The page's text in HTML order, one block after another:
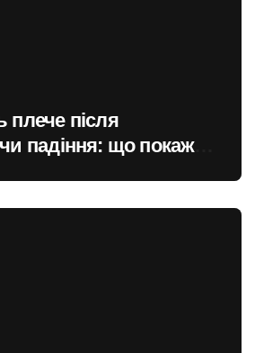
плече після
падіння: що покаже